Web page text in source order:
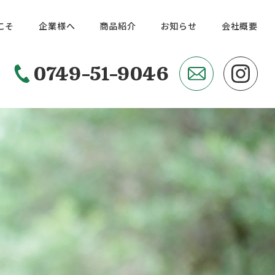
そ 企業様へ 商品紹介 お知らせ 会社概要
0749-51-9046